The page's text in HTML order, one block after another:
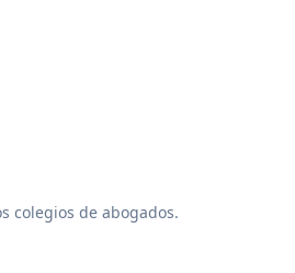
colegios de abogados.